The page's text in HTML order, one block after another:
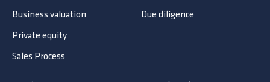
Business valuation
Private equity
Sales Process
Due diligence